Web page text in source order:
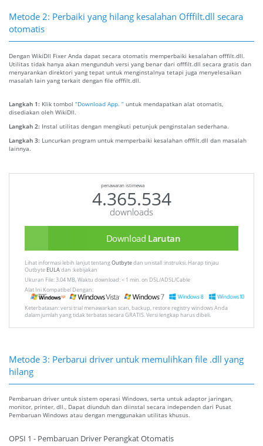
Metode 2: Perbaiki yang hilang kesalahan Offfilt.dll secara
otomatis
Dengan WikiDll Fixer Anda dapat secara otomatis memperbaiki kesalahan offfilt.dll.
Utilitas tidak hanya akan mengunduh versi yang benar dari offfilt.dll secara gratis dan
menyarankan direktori yang tepat untuk menginstalnya tetapi juga menyelesaikan
masalah lain yang terkait dengan file offfilt.dll.
Langkah 1: Klik tombol “Download App. ” untuk mendapatkan alat otomatis,
disediakan oleh WikiDll.
Langkah 2: Instal utilitas dengan mengikuti petunjuk penginstalan sederhana.
Langkah 3: Luncurkan program untuk memperbaiki kesalahan offfilt.dll dan masalah
lainnya.
penawaran istimewa
4.365.534
downloads
Download Larutan
Lihat informasi lebih lanjut tentangOutbytedan unistall :instruksi. Harap tinjau
Outbyte EULAdan :kebijakan
Ukuran File: 3.04 MB, Waktu download: < 1 min. on DSL/ADSL/Cable
Alat Ini Kompatibel Dengan:
Keterbatasan: versi trial menawarkan scan, backup, restore registry windows Anda
dalam jumlah yang tidak terbatas secara GRATIS. Versi lengkap harus dibeli.
Metode 3: Perbarui driver untuk memulihkan file .dll yang
hilang
Pembaruan driver untuk sistem operasi Windows, serta untuk adaptor jaringan,
monitor, printer, dll., Dapat diunduh dan diinstal secara independen dari Pusat
Pembaruan Windows atau dengan menggunakan utilitas khusus.
OPSI 1 - Pembaruan Driver Perangkat Otomatis